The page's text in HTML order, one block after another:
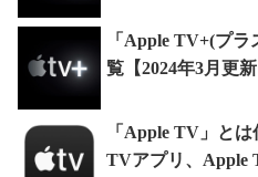
「Apple TV+(プ
覧【2024年3月更新
「Apple TV」と
TVアプリ、Apple